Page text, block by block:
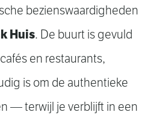
bezienswaardigheden
Huis. De buurt is gevuld
en restaurants,
is om de authentieke
— terwijl je verblijft in een